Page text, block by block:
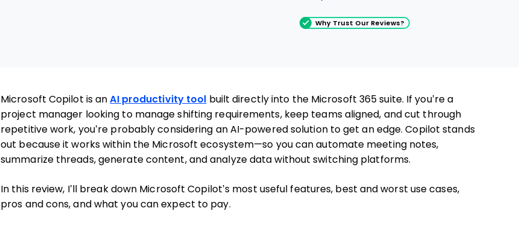
Why Trust Our Reviews?
Microsoft Copilot is an AI productivity tool
built directly into the Microsoft 365 suite. If you’re a
project manager looking to manage shifting requirements, keep teams aligned, and cut through
repetitive work, you’re probably considering an AI-powered solution to get an edge. Copilot stands
out because it works within the Microsoft ecosystem—so you can automate meeting notes,
summarize threads, generate content, and analyze data without switching platforms.
In this review, I’ll break down Microsoft Copilot’s most useful features, best and worst use cases,
pros and cons, and what you can expect to pay.